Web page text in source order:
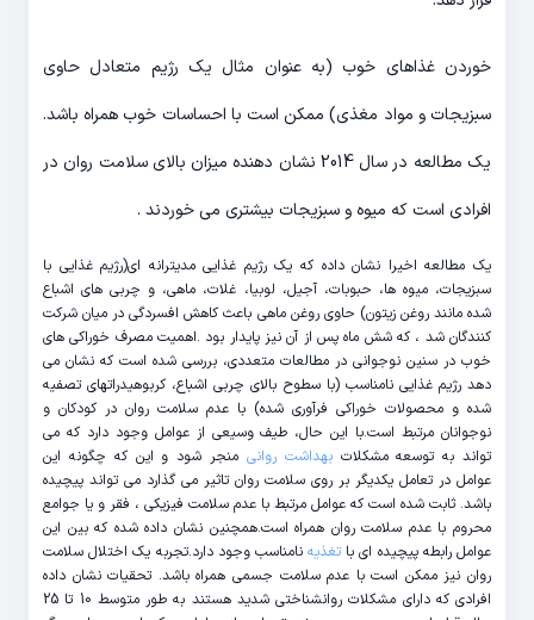
خوردن غذاهای خوب (به عنوان مثال یک رژیم متعادل حاوی
سبزیجات و مواد مغذی) ممکن است با احساسات خوب همراه باشد.
یک مطالعه در سال 2014 نشان دهنده میزان بالای سلامت روان در
افرادی است که میوه و سبزیجات بیشتری می خوردند .
یک مطالعه اخیرا نشان داده که یک رژیم غذایی مدیترانه ای(رژیم غذایی با
سبزیجات، میوه ها، حبوبات، آجیل، لوبیا، غلات، ماهی، و چربی های اشباع
شده مانند روغن زیتون) حاوی روغن ماهی باعث کاهش افسردگی در میان شرکت
کنندگان شد ، که شش ماه پس از آن نیز پایدار بود .اهمیت مصرف خوراکی های
خوب در سنین نوجوانی در مطالعات متعددی، بررسی شده است که نشان می
دهد رژیم غذایی نامناسب (با سطوح بالای چربی اشباع، کربوهیدراتهای تصفیه
شده و محصولات خوراکی فرآوری شده) با عدم سلامت روان در کودکان و
نوجوانان مرتبط است.با این حال، طیف وسیعی از عوامل وجود دارد که می
تواند به توسعه مشکلاتبهداشت روانی منجر شود و این که چگونه این
عوامل در تعامل یکدیگر بر روی سلامت روان تاثیر می گذارد می تواند پیچیده
باشد. ثابت شده است که عوامل مرتبط با عدم سلامت فیزیکی ، فقر و یا جوامع
محروم با عدم سلامت روان همراه است.همچنین نشان داده شده که بین این
عوامل رابطه پیچیده ای با تغذیه نامناسب وجود دارد.تجربه یک اختلال سلامت
روان نیز ممکن است با عدم سلامت جسمی همراه باشد. تحقیات نشان داده
افرادی که دارای مشکلات روانشناختی شدید هستند به طور متوسط ​​10 تا 25